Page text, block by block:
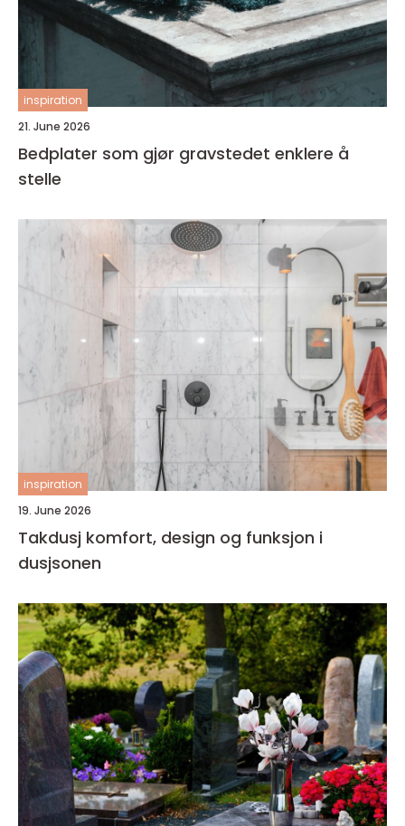
inspiration
21. June 2026
Bedplater som gjør gravstedet enklere å
stelle
inspiration
19. June 2026
Takdusj komfort, design og funksjon i
dusjsonen